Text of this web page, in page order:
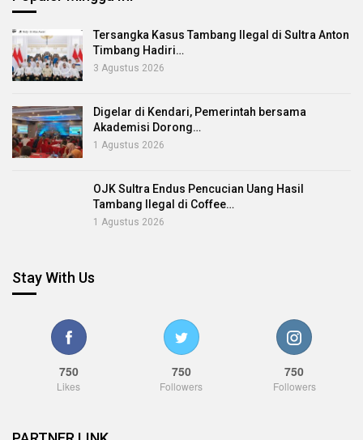
Tersangka Kasus Tambang Ilegal di Sultra Anton
Timbang Hadiri…
3 Agustus 2026
Digelar di Kendari, Pemerintah bersama
Akademisi Dorong…
1 Agustus 2026
OJK Sultra Endus Pencucian Uang Hasil
Tambang Ilegal di Coffee…
1 Agustus 2026
Stay With Us
750
Likes
750
Followers
750
Followers